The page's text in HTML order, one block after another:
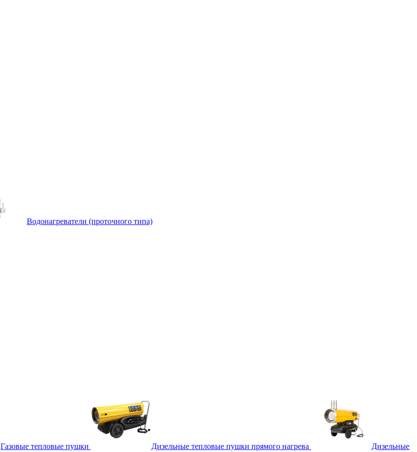
Водонагреватели (проточного типа)
Газовые тепловые пушки Дизельные тепловые пушки прямого нагрева
Дизельные